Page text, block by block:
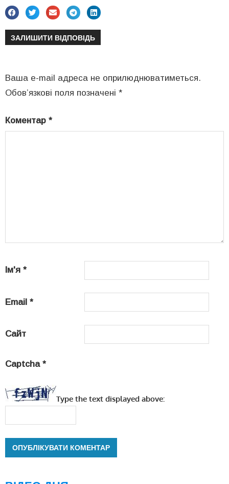
ЗАЛИШИТИ ВІДПОВІДЬ
Ваша e-mail адреса не оприлюднюватиметься.
Обов’язкові поля позначені *
Коментар *
Ім'я *
Email *
Сайт
Captcha *
Type the text displayed above: